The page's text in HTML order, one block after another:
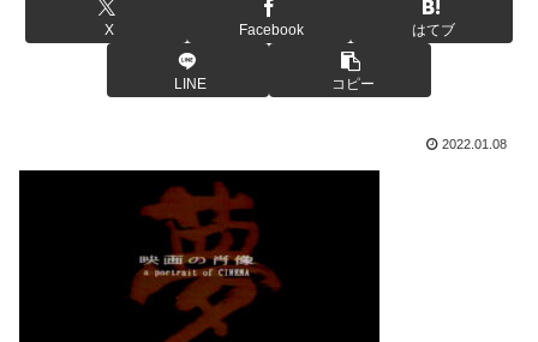
X Facebook はてブ
LINE コピー
2022.01.08